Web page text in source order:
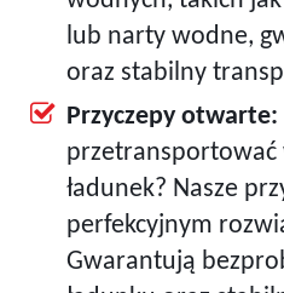
lub narty wodne,
oraz stabilny
Przyczepy otwarte:
przetransportować
ładunek? Nasze
perfekcyjnym
Gwarantują